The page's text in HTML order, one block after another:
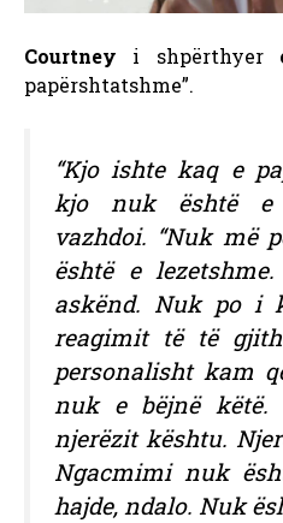
Courtney i shpërthyer
papërshtatshme”.
“Kjo ishte kaq e
kjo nuk është e
vazhdoi. “Nuk më
është e
askënd. Nuk po i
reagimit të të
personalisht kam
nuk e bëjnë
njerëzit kështu.
Ngacmimi nuk
hajde, ndalo. Nuk